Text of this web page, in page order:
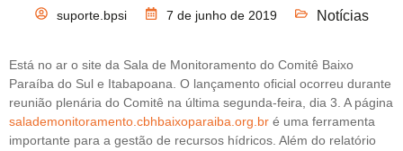
suporte.bpsi 7 de junho de 2019 Notícias
Está no ar o site da Sala de Monitoramento do Comitê Baixo
Paraíba do Sul e Itabapoana. O lançamento oficial ocorreu durante
reunião plenária do Comitê na última segunda-feira, dia 3. A página
salademonitoramento.cbhbaixoparaiba.org.br é uma ferramenta
importante para a gestão de recursos hídricos. Além do relatório